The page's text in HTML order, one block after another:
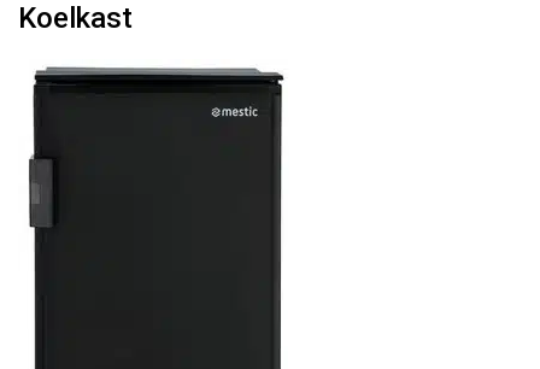
Koelkast